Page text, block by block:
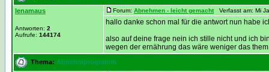
lenamaus
Antworten: 2
Aufrufe: 144174
Forum: Abnehmen - leicht gemacht Verfasst am: Mi
hallo danke schon mal für die antwort nun habe
also auf deine frage nein ich stille nicht und ich
wegen der ernährung das wäre weniger das them
Thema: Abnehmprogramm